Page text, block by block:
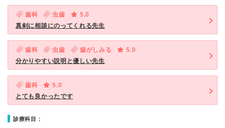
歯科 虫歯
5.0
真剣に相談にのってくれる先生
歯科 虫歯 歯がしみる
5.0
分かりやすい説明と優しい先生
歯科
5.0
とても良かったです
診療科目：